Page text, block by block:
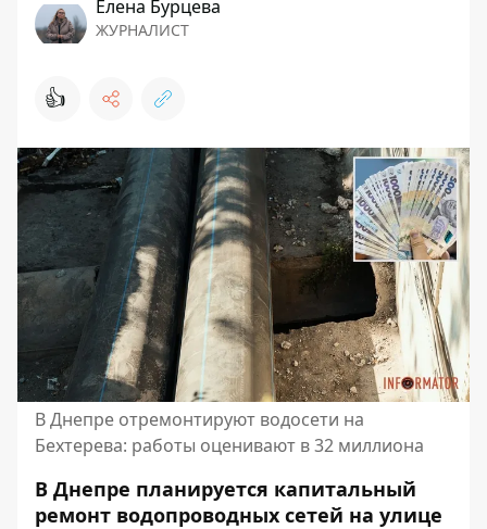
Елена Бурцева
ЖУРНАЛИСТ
👍
В Днепре отремонтируют водосети на
Бехтерева: работы оценивают в 32 миллиона
В Днепре планируется капитальный
ремонт водопроводных сетей на улице